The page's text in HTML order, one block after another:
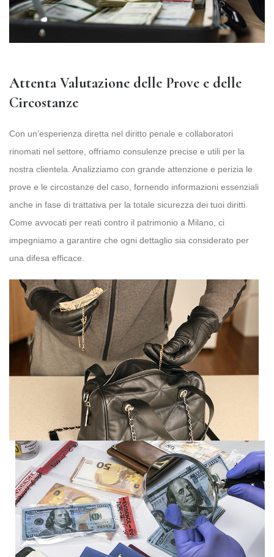
Attenta Valutazione delle Prove e delle
Circostanze
Con un’esperienza diretta nel diritto penale e collaboratori
rinomati nel settore, offriamo consulenze precise e utili per la
nostra clientela. Analizziamo con grande attenzione e perizia le
prove e le circostanze del caso, fornendo informazioni essenziali
anche in fase di trattativa per la totale sicurezza dei tuoi diritti.
Come avvocati per reati contro il patrimonio a Milano, ci
impegniamo a garantire che ogni dettaglio sia considerato per
una difesa efficace.